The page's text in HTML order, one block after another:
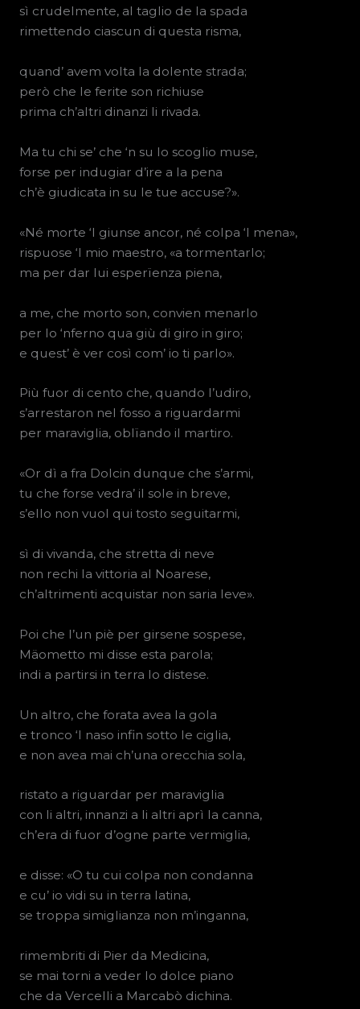
sì crudelmente, al taglio de la spada
rimettendo ciascun di questa risma,
quand’ avem volta la dolente strada;
però che le ferite son richiuse
prima ch’altri dinanzi li rivada.
Ma tu chi se’ che ‘n su lo scoglio muse,
forse per indugiar d’ire a la pena
ch’è giudicata in su le tue accuse?».
«Né morte ‘l giunse ancor, né colpa ‘l mena»,
rispuose ‘l mio maestro, «a tormentarlo;
ma per dar lui esperïenza piena,
a me, che morto son, convien menarlo
per lo ‘nferno qua giù di giro in giro;
e quest’ è ver così com’ io ti parlo».
Più fuor di cento che, quando l’udiro,
s’arrestaron nel fosso a riguardarmi
per maraviglia, oblïando il martiro.
«Or dì a fra Dolcin dunque che s’armi,
tu che forse vedra’ il sole in breve,
s’ello non vuol qui tosto seguitarmi,
sì di vivanda, che stretta di neve
non rechi la vittoria al Noarese,
ch’altrimenti acquistar non saria leve».
Poi che l’un piè per girsene sospese,
Mäometto mi disse esta parola;
indi a partirsi in terra lo distese.
Un altro, che forata avea la gola
e tronco ‘l naso infin sotto le ciglia,
e non avea mai ch’una orecchia sola,
ristato a riguardar per maraviglia
con li altri, innanzi a li altri aprì la canna,
ch’era di fuor d’ogne parte vermiglia,
e disse: «O tu cui colpa non condanna
e cu’ io vidi su in terra latina,
se troppa simiglianza non m’inganna,
rimembriti di Pier da Medicina,
se mai torni a veder lo dolce piano
che da Vercelli a Marcabò dichina.